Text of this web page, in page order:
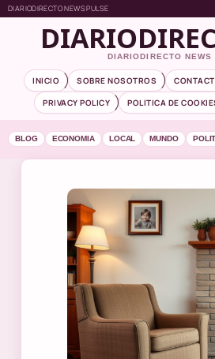
DIARIODIRECTO NEWS PULSE
DIARIODIRECTO NEWS
INICIO SOBRE NOSOTROS
PRIVACY POLICY
POLITICA DE
BLOG ECONOMIA LOCAL MUNDO